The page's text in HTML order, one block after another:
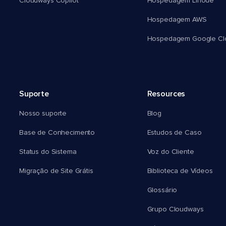
Hospedagem AWS
Hospedagem Google
Suporte
Nosso suporte
Base de Conhecimento
Status do Sistema
Migração de Site Grátis
Resources
Blog
Estudos de Caso
Voz do Cliente
Biblioteca de Vídeos
Glossário
Grupo Cloudways